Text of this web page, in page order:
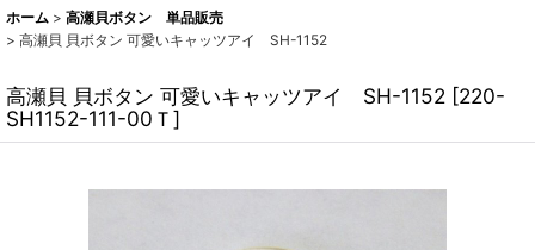
ホーム > 高瀬貝ボタン 単品販売
> 高瀬貝 貝ボタン 可愛いキャッツアイ SH-1152
高瀬貝 貝ボタン 可愛いキャッツアイ SH-1152 [220-
SH1152-111-00Ｔ]